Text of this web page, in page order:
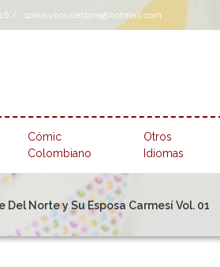
/ spookyhousestore@hotmail.com
Cómic
Colombiano
Otros
Idiomas
Del Norte y Su Esposa Carmesí Vol. 01